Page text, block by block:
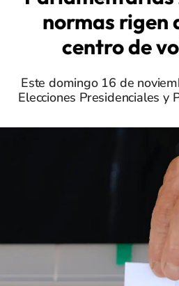
normas rigen
centro de
Este domingo 16 de
Elecciones Presidenciales y